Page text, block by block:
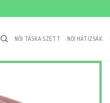
NŐI TÁSKA SZETT NŐI HÁTIZSÁK